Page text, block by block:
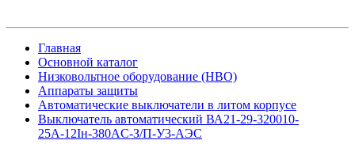
Главная
Основной каталог
Низковольтное оборудование (НВО)
Аппараты защиты
Автоматические выключатели в литом корпусе
Выключатель автоматический ВА21-29-320010-
25А-12Iн-380AC-З/П-У3-АЭС